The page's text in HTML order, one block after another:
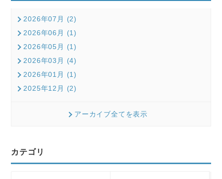
2026年07月 (2)
2026年06月 (1)
2026年05月 (1)
2026年03月 (4)
2026年01月 (1)
2025年12月 (2)
アーカイブ全てを表示
カテゴリ